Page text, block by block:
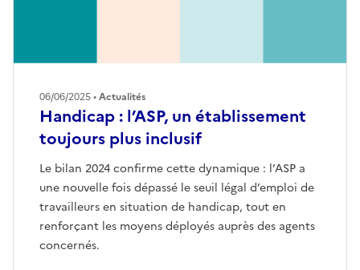
Handicap : l’ASP, un établissement
toujours plus inclusif
Le bilan 2024 confirme cette dynamique : l’ASP a
une nouvelle fois dépassé le seuil légal d’emploi de
travailleurs en situation de handicap, tout en
renforçant les moyens déployés auprès des agents
concernés.
06/06/2025 •Actualités